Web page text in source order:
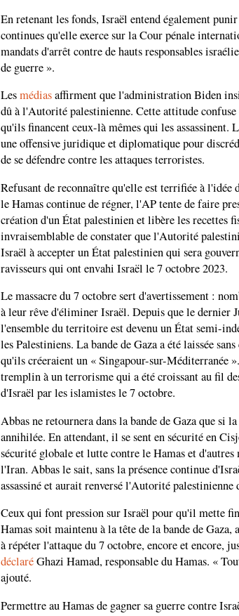
En retenant les fonds, Israël entend également
continues qu'elle exerce sur la Cour pénale
mandats d'arrêt contre de hauts responsables
de guerre ».
Lesmédiasaffirment que l'administration Biden
dû à l'Autorité palestinienne. Cette attitude confuse
qu'ils financent ceux-là mêmes qui les
une offensive juridique et diplomatique pour
de se défendre contre les attaques terroristes.
Refusant de reconnaître qu'elle est terrifiée à l'idée
le Hamas continue de régner, l'AP tente de faire
création d'un État palestinien et libère les recettes
invraisemblable de constater que l'Autorité
Israël à accepter un État palestinien qui sera
ravisseurs qui ont envahi Israël le 7 octobre 2023.
Le massacre du 7 octobre sert d'avertissement :
à leur rêve d'éliminer Israël. Depuis que le dernier
l'ensemble du territoire est devenu un État semi-
les Palestiniens. La bande de Gaza a été laissée
qu'ils créeraient un « Singapour-sur-Méditerranée
tremplin à un terrorisme qui a été croissant au fil
d'Israël par les islamistes le 7 octobre.
Abbas ne retournera dans la bande de Gaza que si
annihilée. En attendant, il se sent en sécurité en
sécurité globale et lutte contre le Hamas et
l'Iran. Abbas le sait, sans la présence continue
assassiné et aurait renversé l'Autorité palestinienne
Ceux qui font pression sur Israël pour qu'il mette
Hamas soit maintenu à la tête de la bande de Gaza,
à répéter l'attaque du 7 octobre, encore et encore,
déclaréGhazi Hamad, responsable du Hamas. «
ajouté.
Permettre au Hamas de gagner sa guerre contre